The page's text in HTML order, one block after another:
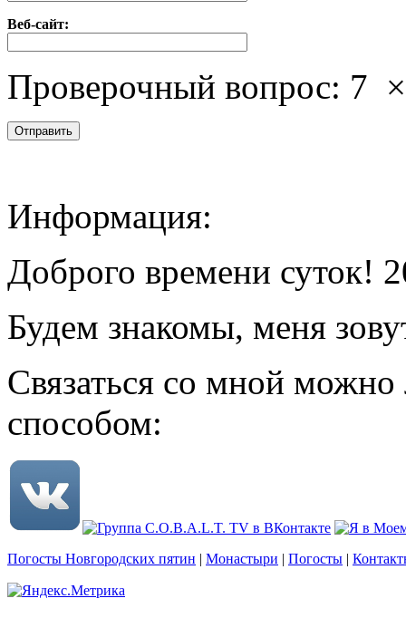
Веб-сайт:
Проверочный вопрос: 7
Информация:
Доброго времени суток!
Будем знакомы, меня
Связаться со мной
способом:
Погосты Новгородских пятин | Монастыри | Погосты |